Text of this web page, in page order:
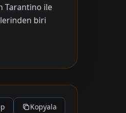
Tarantino ile
biri
Kopyala